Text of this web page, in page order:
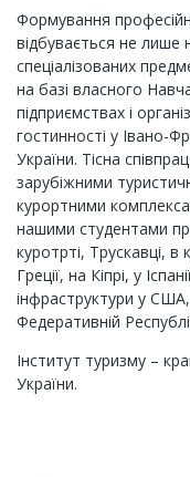
Формування
відбувається не лише
спеціалізованих
на базі власного
підприємствах і
гостинності у Івано-
України. Тісна
зарубіжними
курортними
нашими студентами
куротрті, Трускавці, в
Греції, на Кіпрі, у
інфраструктури у
Федеративній
Інститут туризму –
України.